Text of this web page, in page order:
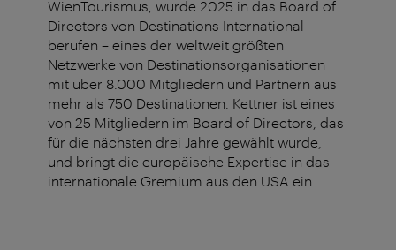
WienTourismus, wurde 2025 in das Board of
Directors von Destinations International
berufen – eines der weltweit größten
Netzwerke von Destinationsorganisationen
mit über 8.000 Mitgliedern und Partnern aus
mehr als 750 Destinationen. Kettner ist eines
von 25 Mitgliedern im Board of Directors, das
für die nächsten drei Jahre gewählt wurde,
und bringt die europäische Expertise in das
internationale Gremium aus den USA ein.